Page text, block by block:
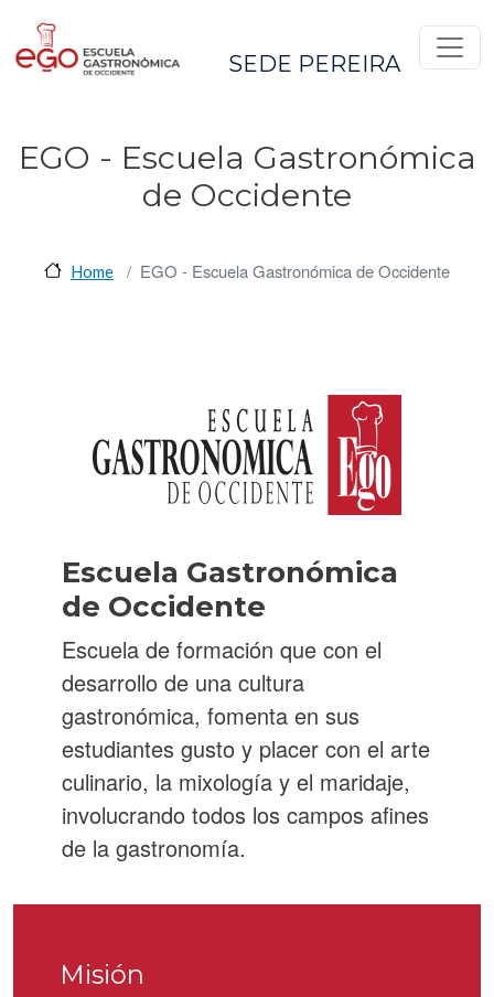
SEDE PEREIRA
EGO - Escuela Gastronómica
de Occidente
Home EGO - Escuela Gastronómica de Occidente
Escuela Gastronómica
de Occidente
Escuela de formación que con el
desarrollo de una cultura
gastronómica, fomenta en sus
estudiantes gusto y placer con el arte
culinario, la mixología y el maridaje,
involucrando todos los campos afines
de la gastronomía.
Misión